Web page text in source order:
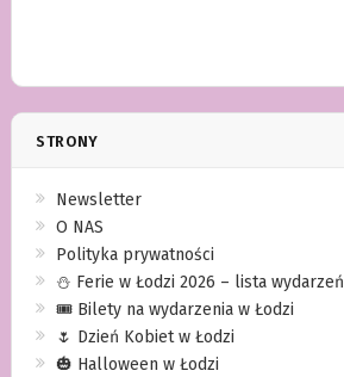
STRONY
Newsletter
O NAS
Polityka prywatności
⛄️ Ferie w Łodzi 2026 – lista wydarzeń
🎟️ Bilety na wydarzenia w Łodzi
🌷 Dzień Kobiet w Łodzi
🎃 Halloween w Łodzi